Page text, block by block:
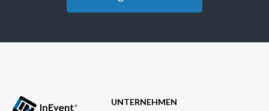
UNTERNEHMEN